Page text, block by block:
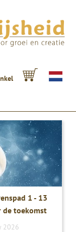
1 - 13
de toekomst
2026